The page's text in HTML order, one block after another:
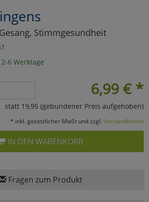
Stimmgesundheit
6 Werktage
6,99 € *
statt 19,95 (gebundener Preis aufgehoben)
* inkl. gesetzlicher MwSt und zzgl. Versandkosten
IN DEN WARENKORB
Fragen zum Produkt
Cookies
Alle Akzeptieren
Einstellungen speichern
zurückzu Haupptseite